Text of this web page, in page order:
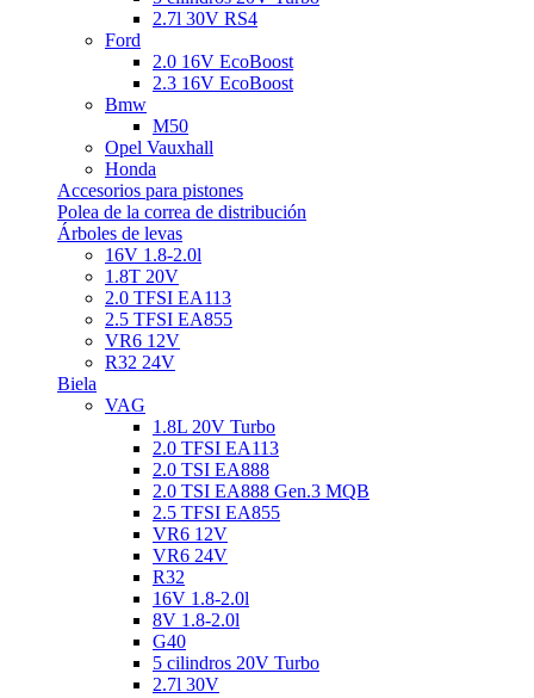
2.7l 30V RS4
Ford
2.0 16V EcoBoost
2.3 16V EcoBoost
Bmw
M50
Opel Vauxhall
Honda
Accesorios para pistones
Polea de la correa de distribución
Árboles de levas
16V 1.8-2.0l
1.8T 20V
2.0 TFSI EA113
2.5 TFSI EA855
VR6 12V
R32 24V
Biela
VAG
1.8L 20V Turbo
2.0 TFSI EA113
2.0 TSI EA888
2.0 TSI EA888 Gen.3 MQB
2.5 TFSI EA855
VR6 12V
VR6 24V
R32
16V 1.8-2.0l
8V 1.8-2.0l
G40
5 cilindros 20V Turbo
2.7l 30V